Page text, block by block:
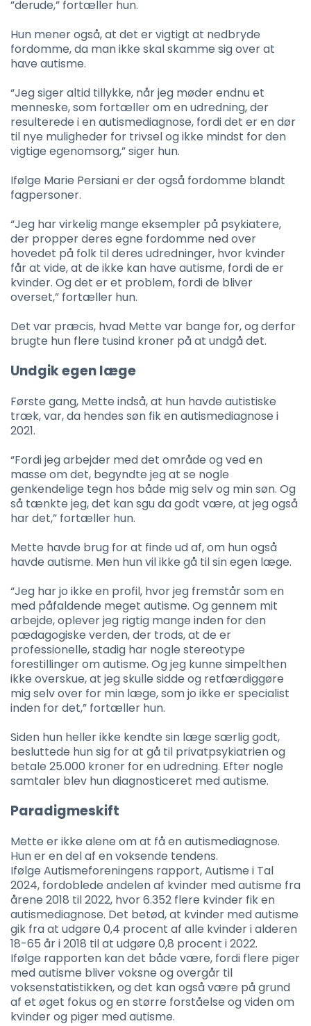
”derude,” fortæller hun.
Hun mener også, at det er vigtigt at nedbryde
fordomme, da man ikke skal skamme sig over at
have autisme.
“Jeg siger altid tillykke, når jeg møder endnu et
menneske, som fortæller om en udredning, der
resulterede i en autismediagnose, fordi det er en dør
til nye muligheder for trivsel og ikke mindst for den
vigtige egenomsorg,” siger hun.
Ifølge Marie Persiani er der også fordomme blandt
fagpersoner.
“Jeg har virkelig mange eksempler på psykiatere,
der propper deres egne fordomme ned over
hovedet på folk til deres udredninger, hvor kvinder
får at vide, at de ikke kan have autisme, fordi de er
kvinder. Og det er et problem, fordi de bliver
overset,” fortæller hun.
Det var præcis, hvad Mette var bange for, og derfor
brugte hun flere tusind kroner på at undgå det.
Undgik egen læge
Første gang, Mette indså, at hun havde autistiske
træk, var, da hendes søn fik en autismediagnose i
2021.
“Fordi jeg arbejder med det område og ved en
masse om det, begyndte jeg at se nogle
genkendelige tegn hos både mig selv og min søn. Og
så tænkte jeg, det kan sgu da godt være, at jeg også
har det,” fortæller hun.
Mette havde brug for at finde ud af, om hun også
havde autisme. Men hun vil ikke gå til sin egen læge.
“Jeg har jo ikke en profil, hvor jeg fremstår som en
med påfaldende meget autisme. Og gennem mit
arbejde, oplever jeg rigtig mange inden for den
pædagogiske verden, der trods, at de er
professionelle, stadig har nogle stereotype
forestillinger om autisme. Og jeg kunne simpelthen
ikke overskue, at jeg skulle sidde og retfærdiggøre
mig selv over for min læge, som jo ikke er specialist
inden for det,” fortæller hun.
Siden hun heller ikke kendte sin læge særlig godt,
besluttede hun sig for at gå til privatpsykiatrien og
betale 25.000 kroner for en udredning. Efter nogle
samtaler blev hun diagnosticeret med autisme.
Paradigmeskift
Mette er ikke alene om at få en autismediagnose.
Hun er en del af en voksende tendens.
Ifølge Autismeforeningens rapport, Autisme i Tal
2024, fordoblede andelen af kvinder med autisme fra
årene 2018 til 2022, hvor 6.352 flere kvinder fik en
autismediagnose. Det betød, at kvinder med autisme
gik fra at udgøre 0,4 procent af alle kvinder i alderen
18-65 år i 2018 til at udgøre 0,8 procent i 2022.
Ifølge rapporten kan det både være, fordi flere piger
med autisme bliver voksne og overgår til
voksenstatistikken, og det kan også være på grund
af et øget fokus og en større forståelse og viden om
kvinder og piger med autisme.